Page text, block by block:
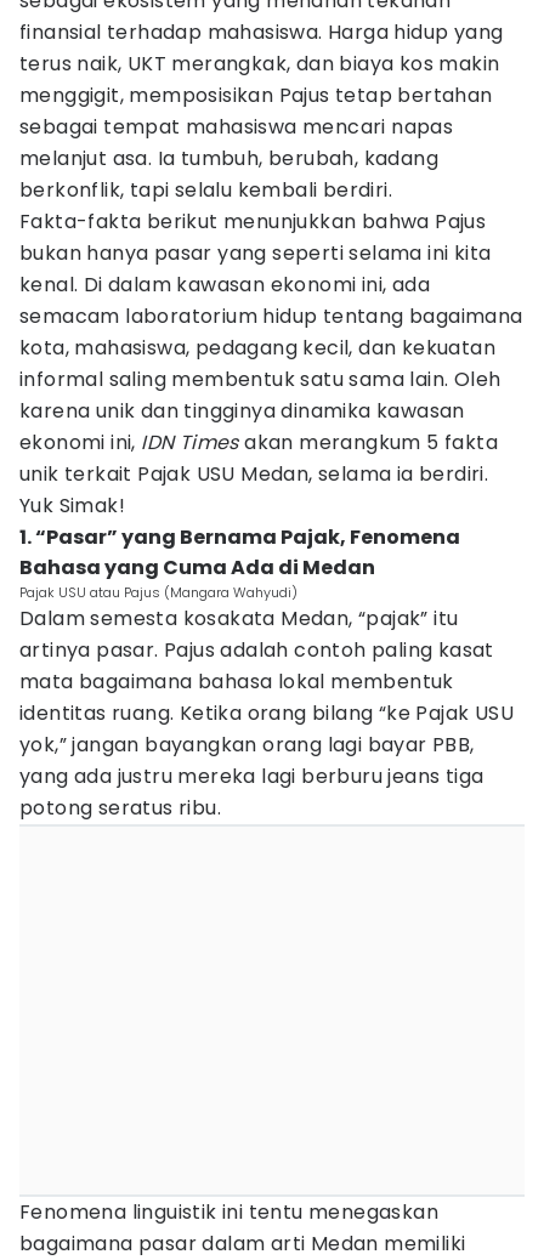
finansial terhadap mahasiswa. Harga hidup yang
terus naik, UKT merangkak, dan biaya kos makin
menggigit, memposisikan Pajus tetap bertahan
sebagai tempat mahasiswa mencari napas
melanjut asa. Ia tumbuh, berubah, kadang
berkonflik, tapi selalu kembali berdiri.
Fakta-fakta berikut menunjukkan bahwa Pajus
bukan hanya pasar yang seperti selama ini kita
kenal. Di dalam kawasan ekonomi ini, ada
semacam laboratorium hidup tentang bagaimana
kota, mahasiswa, pedagang kecil, dan kekuatan
informal saling membentuk satu sama lain. Oleh
karena unik dan tingginya dinamika kawasan
ekonomi ini, IDN Timesakan merangkum 5 fakta
unik terkait Pajak USU Medan, selama ia berdiri.
Yuk Simak!
1. “Pasar” yang Bernama Pajak, Fenomena
Bahasa yang Cuma Ada di Medan
Pajak USU atau Pajus (Mangara Wahyudi)
Dalam semesta kosakata Medan, “pajak” itu
artinya pasar. Pajus adalah contoh paling kasat
mata bagaimana bahasa lokal membentuk
identitas ruang. Ketika orang bilang “ke Pajak USU
yok,” jangan bayangkan orang lagi bayar PBB,
yang ada justru mereka lagi berburu jeans tiga
potong seratus ribu.
Fenomena linguistik ini tentu menegaskan
bagaimana pasar dalam arti Medan memiliki